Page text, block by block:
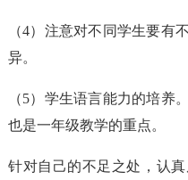
（4）注意对不同学生要有
异。
（5）学生语言能力的培养
也是一年级教学的重点。
针对自己的不足之处，认